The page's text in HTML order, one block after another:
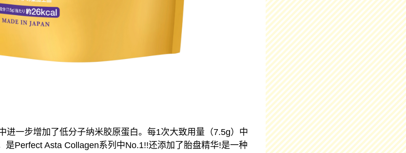
进一步增加了低分子纳米胶原蛋白。每1次大致用量（7.5g）中
是Perfect Asta Collagen系列中No.1!!还添加了胎盘精华!是一种